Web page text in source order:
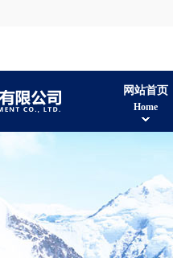
网站首页
Home